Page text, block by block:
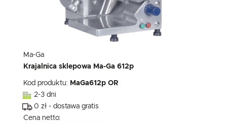
Ma-Ga
Krajalnica sklepowa Ma-Ga 612p
Kod produktu: MaGa612p OR
2-3 dni
0 zł - dostawa gratis
Cena netto: